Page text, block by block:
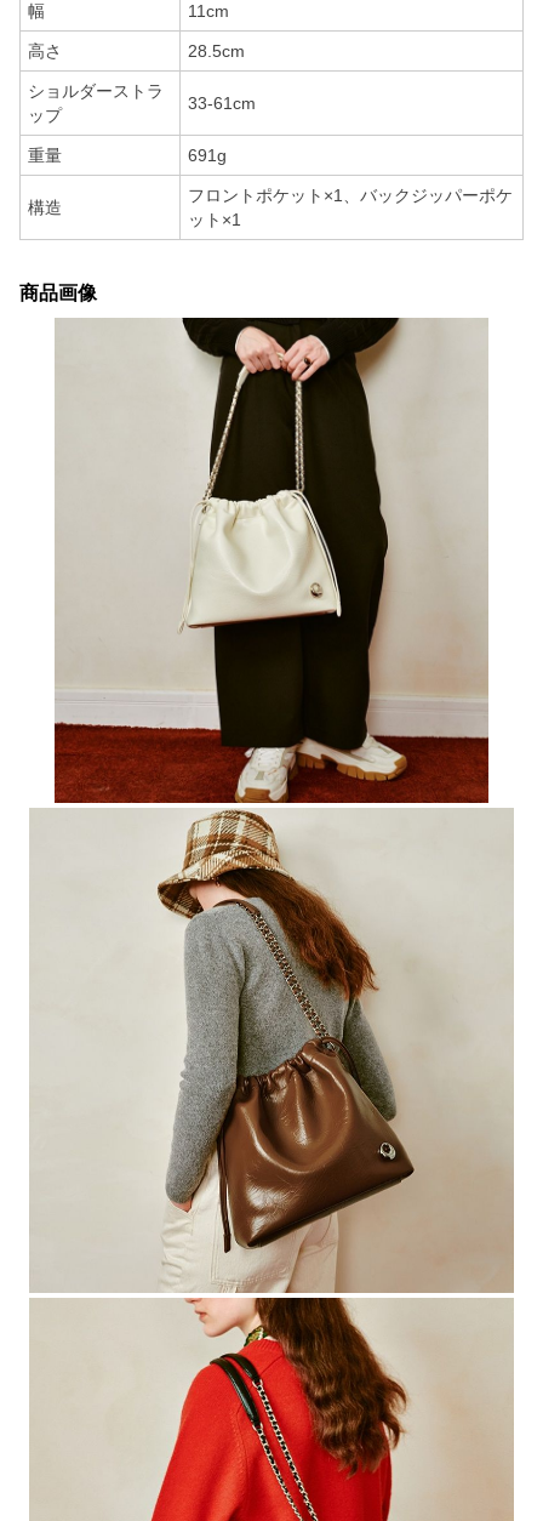
幅 11cm
高さ 28.5cm
ショルダーストラ
ップ
33-61cm
重量 691g
構造
フロントポケット×1、バックジッパーポケ
ット×1
商品画像